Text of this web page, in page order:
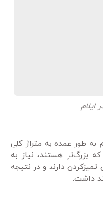
ایلام
به طور عمده به متراژ کلی
بزرگ‌تر هستند، نیاز به
دارند و در نتیجه
داشت.